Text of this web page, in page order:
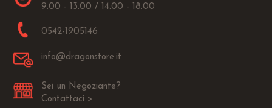
9.00 - 13.00 / 14.00 - 18.00
0542-1905146
info@dragonstore.it
Sei un Negoziante?
Contattaci >